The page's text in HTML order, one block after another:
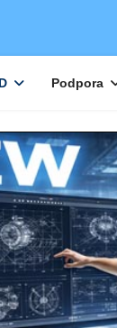
Podpora